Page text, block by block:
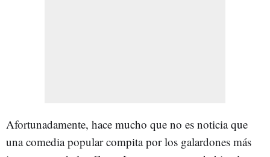
Afortunadamente, hace mucho que no es noticia que
una comedia popular compita por los galardones más